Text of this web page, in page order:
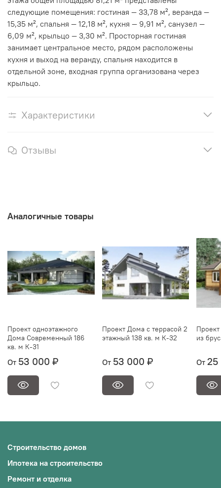
следующие помещения: гостиная — 33,78 м², веранда —
15,35 м², спальня — 12,18 м², кухня — 9,91 м², санузел —
6,09 м², крыльцо — 3,30 м². Просторная гостиная
занимает центральное место, рядом расположены
кухня и выход на веранду, спальня находится в
отдельной зоне, входная группа организована через
крыльцо.
Характеристики
Отзывы
Аналогичные товары
Проект одноэтажного
Дома Современный 186
кв. м К-31
От 53 000 ₽
Проект Дома с террасой 2
этажный 138 кв. м К-32
От 53 000 ₽
из
От 25
Строительство домов
Ипотека на строительство
Ремонт и отделка